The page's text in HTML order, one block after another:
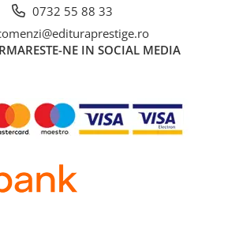
Adulti
0732 55 88 33
NE IN SOCIAL MEDIA